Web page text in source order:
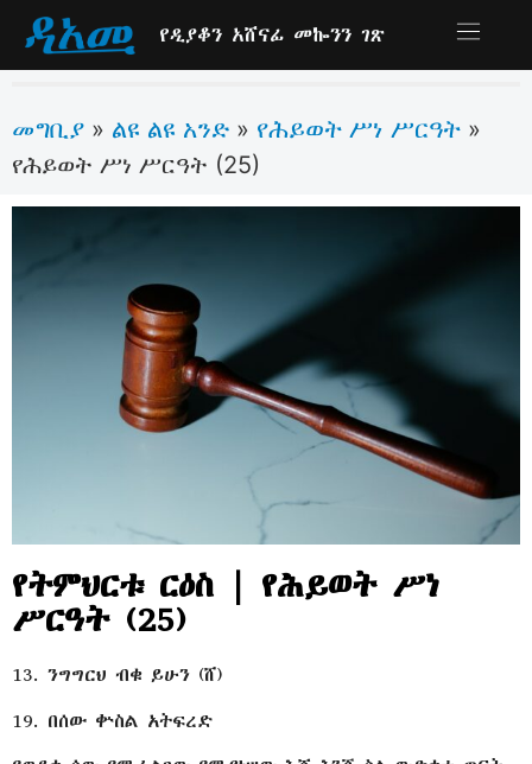
የዲያቆን አሸናፊ መኰንን ገጽ
መግቢያ » ልዩ ልዩ አንድ » የሕይወት ሥነ ሥርዓት »
የሕይወት ሥነ ሥርዓት (25)
የትምህርቱ ርዕስ | የሕይወት ሥነ
ሥርዓት (25)
13. ንግግርህ ብቁ ይሁን (ሸ)
19. በሰው ቍስል አትፍረድ